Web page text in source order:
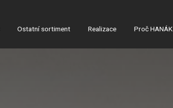
Ostatní sortiment Realizace Proč HANÁK